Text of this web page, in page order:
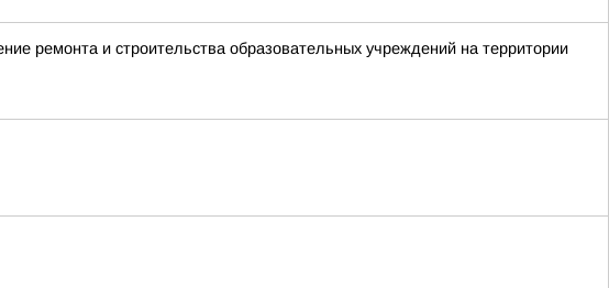
ремонта и строительства образовательных учреждений на территории